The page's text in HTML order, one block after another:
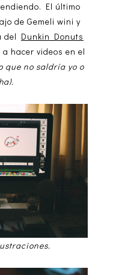
El último
de Gemeli wini y
del Dunkin Donuts
hacer videos en el
que no saldría yo o